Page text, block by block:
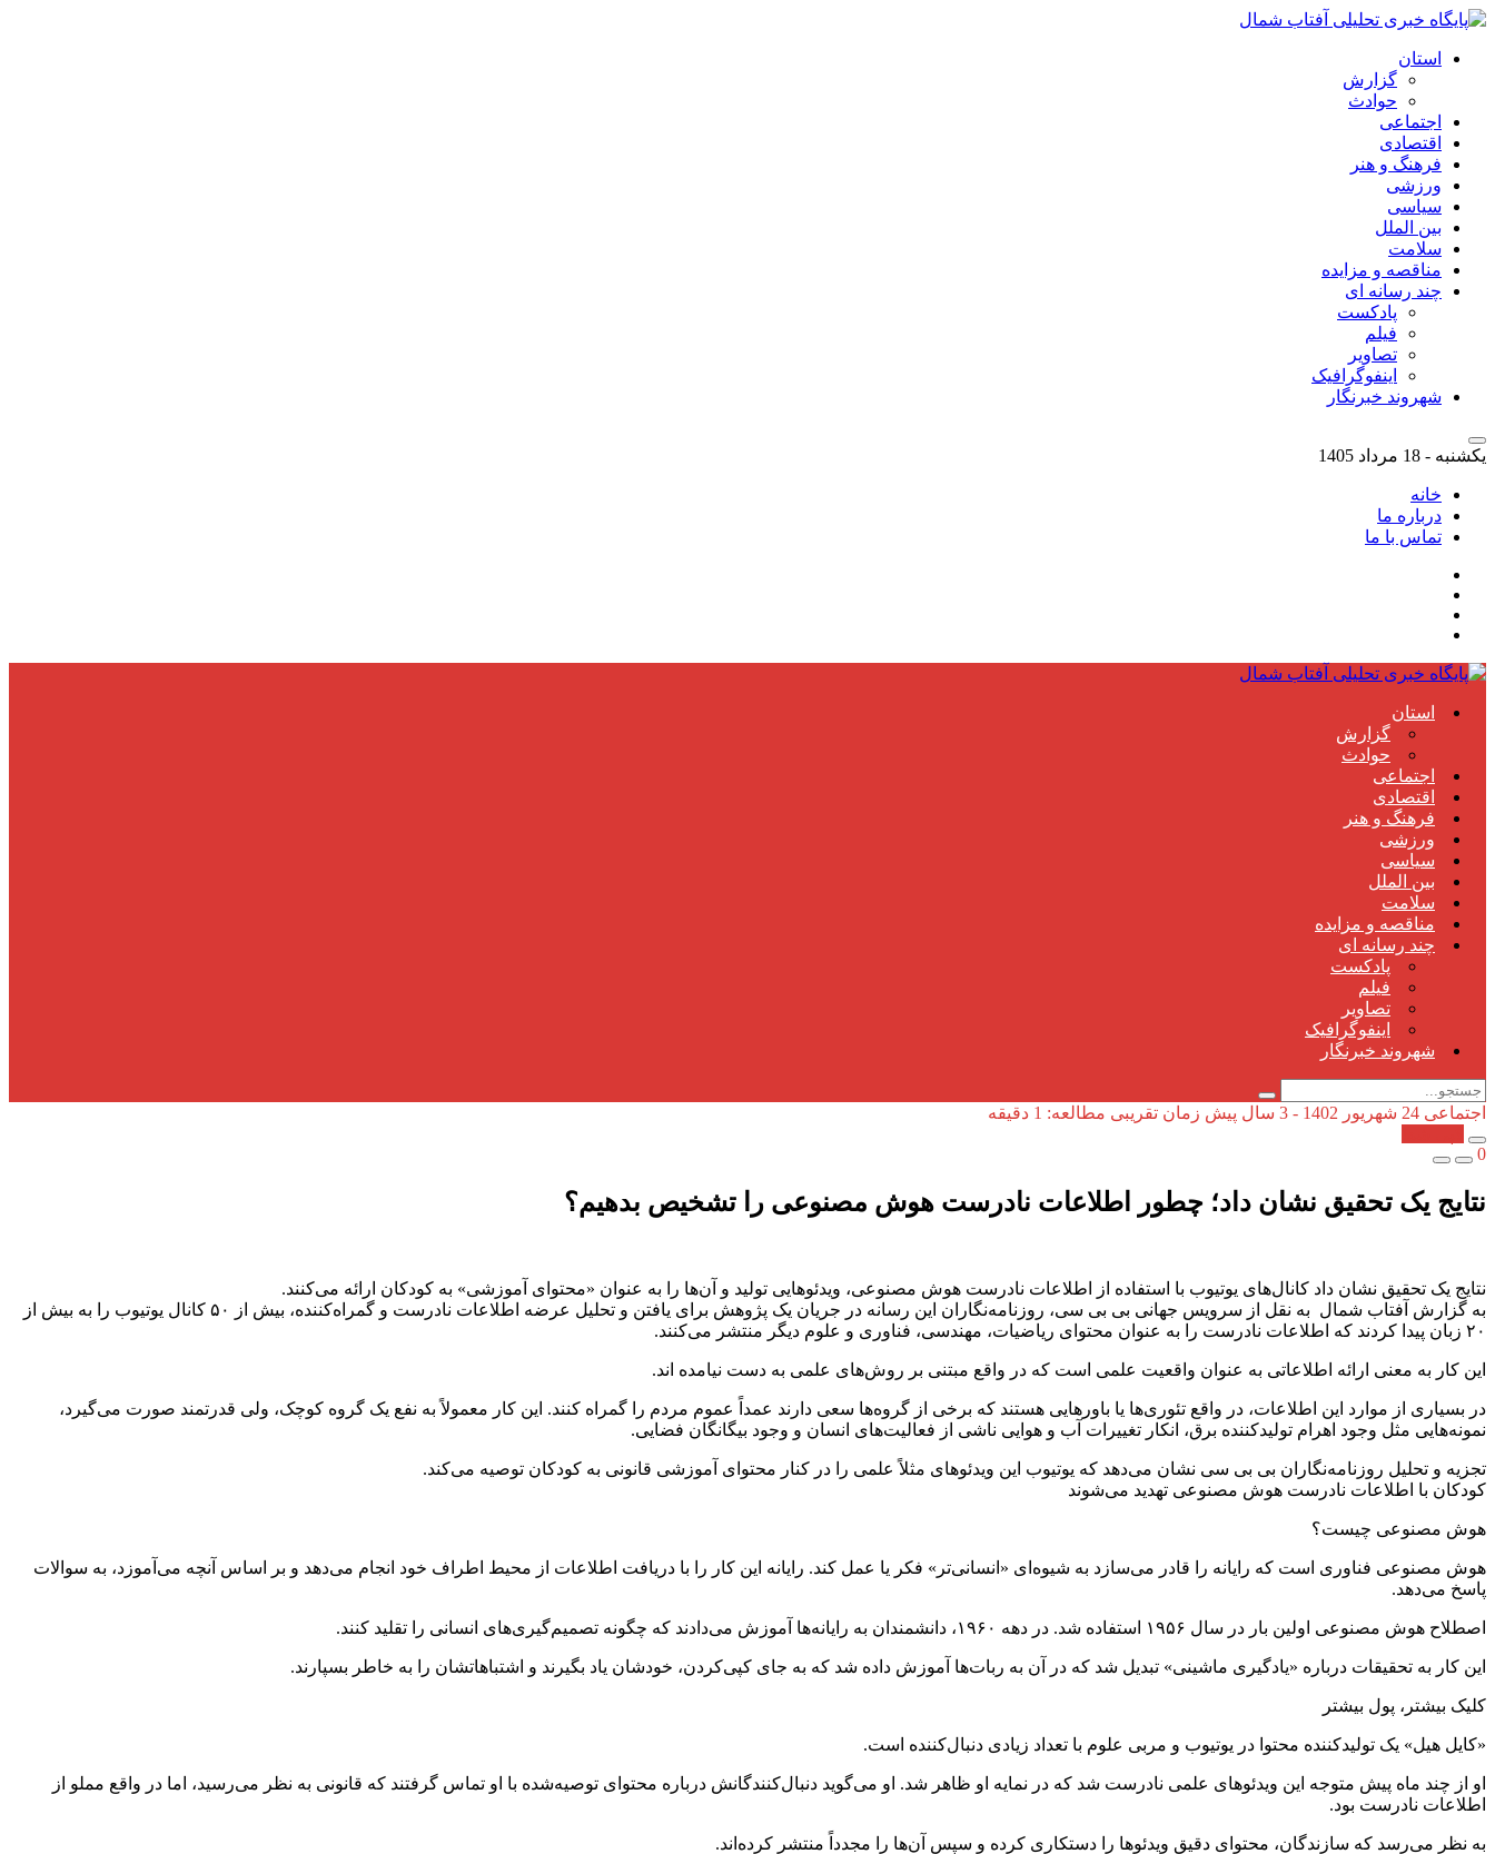
استان
گزارش
حوادث
اجتماعی
اقتصادی
فرهنگ و هنر
ورزشی
سیاسی
بین الملل
سلامت
مناقصه و مزایده
چند رسانه ای
پادکست
فیلم
تصاویر
اینفوگرافیک
شهروند خبرنگار
یکشنبه - 18 مرداد 1405
خانه
درباره ما
تماس با ما
استان
گزارش
حوادث
اجتماعی
اقتصادی
فرهنگ و هنر
ورزشی
سیاسی
بین الملل
سلامت
مناقصه و مزایده
چند رسانه ای
پادکست
فیلم
تصاویر
اینفوگرافیک
شهروند خبرنگار
اجتماعی 24 شهریور 1402 - 3 سال پیش
زمان تقریبی مطالعه: 1 دقیقه
0
نتایج یک تحقیق نشان داد؛ چطور اطلاعات نادرست هوش مصنوعی را تشخیص بدهیم؟
نتایج یک تحقیق نشان داد کانال‌های یوتیوب با استفاده از اطلاعات نادرست هوش مصنوعی، ویدئو‌هایی تولید و آن‌ها را به عنوان «محتوای آموزشی» به کودکان ارائه می‌کنند.
به گزارش آفتاب شمال به نقل از سرویس جهانی بی بی سی، روزنامه‌نگاران این رسانه در جریان یک پژوهش برای یافتن و تحلیل عرضه اطلاعات نادرست و گمراه‌کننده، بیش از ۵۰ کانال یوتیوب را به بیش از
۲۰ زبان پیدا کردند که اطلاعات نادرست را به عنوان محتوای ریاضیات، مهندسی، فناوری و علوم دیگر منتشر می‌کنند.
این کار به معنی ارائه اطلاعاتی به عنوان واقعیت علمی است که در واقع مبتنی بر روش‌های علمی به دست نیامده اند.
در بسیاری از موارد این اطلاعات، در واقع تئوری‌ها یا باور‌هایی هستند که برخی از گروه‌ها سعی دارند عمداً عموم مردم را گمراه کنند. این کار معمولاً به نفع یک گروه کوچک، ولی قدرتمند صورت می‌گیرد،
نمونه‌هایی مثل وجود اهرام تولیدکننده برق، انکار تغییرات آب و هوایی ناشی از فعالیت‌های انسان و وجود بیگانگان فضایی.
تجزیه و تحلیل روزنامه‌نگاران بی بی سی نشان می‌دهد که یوتیوب این ویدئو‌های مثلاً علمی را در کنار محتوای آموزشی قانونی به کودکان توصیه می‌کند.
کودکان با اطلاعات نادرست هوش مصنوعی تهدید می‌شوند
هوش مصنوعی چیست؟
هوش مصنوعی فناوری است که رایانه را قادر می‌سازد به شیوه‌ای «انسانی‌تر» فکر یا عمل کند. رایانه این کار را با دریافت اطلاعات از محیط اطراف خود انجام می‌دهد و بر اساس آنچه می‌آموزد، به سوالات
پاسخ می‌دهد.
اصطلاح هوش مصنوعی اولین بار در سال ۱۹۵۶ استفاده شد. در دهه ۱۹۶۰، دانشمندان به رایانه‌ها آموزش می‌دادند که چگونه تصمیم‌گیری‌های انسانی را تقلید کنند.
این کار به تحقیقات درباره «یادگیری ماشینی» تبدیل شد که در آن به ربات‌ها آموزش داده شد که به جای کپی‌کردن، خودشان یاد بگیرند و اشتباهاتشان را به خاطر بسپارند.
کلیک بیشتر، پول بیشتر
«کایل هیل» یک تولیدکننده محتوا در یوتیوب و مربی علوم با تعداد زیادی دنبال‌کننده است.
او از چند ماه پیش متوجه این ویدئو‌های علمی نادرست شد که در نمایه او ظاهر شد. او می‌گوید دنبال‌کنندگانش درباره محتوای توصیه‌شده با او تماس گرفتند که قانونی به نظر می‌رسید، اما در واقع مملو از
اطلاعات نادرست بود.
به نظر می‌رسد که سازندگان، محتوای دقیق ویدئو‌ها را دستکاری کرده و سپس آن‌ها را مجدداً منتشر کرده‌اند.